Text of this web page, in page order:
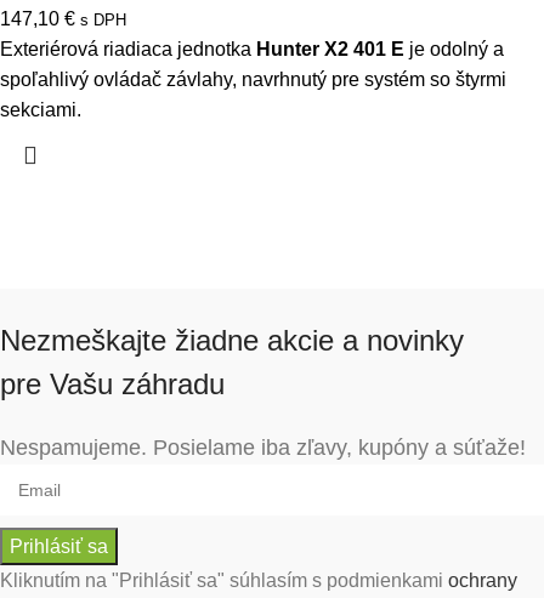
147,10 € s DPH
Exteriérová riadiaca jednotka Hunter X2 401 E je odolný a
spoľahlivý ovládač závlahy, navrhnutý pre systém so štyrmi
sekciami.
Nezmeškajte žiadne akcie a novinky
pre Vašu záhradu
Nespamujeme. Posielame iba zľavy, kupóny a súťaže!
Prihlásiť sa
Kliknutím na "Prihlásiť sa" súhlasím s podmienkami ochrany